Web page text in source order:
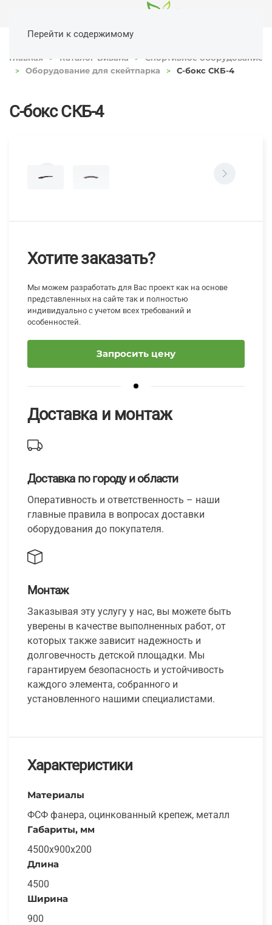
Перейти к содержимому
Главная Каталог Вивана
Спортивное оборудование
Оборудование для скейтпарка
С-бокс СКБ-4
С-бокс СКБ-4
Хотите заказать?
Мы можем разработать для Вас проект как на основе
представленных на сайте так и полностью
индивидуально с учетом всех требований и
особенностей.
Запросить цену
Доставка и монтаж
Доставка по городу и области
Оперативность и ответственность – наши
главные правила в вопросах доставки
оборудования до покупателя.
Монтаж
Заказывая эту услугу у нас, вы можете быть
уверены в качестве выполненных работ, от
которых также зависит надежность и
долговечность детской площадки. Мы
гарантируем безопасность и устойчивость
каждого элемента, собранного и
установленного нашими специалистами.
Характеристики
Материалы
ФСФ фанера, оцинкованный крепеж, металл
Габариты, мм
4500х900х200
Длина
4500
Ширина
900